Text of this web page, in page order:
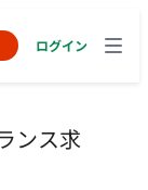
ログイン
ンス求